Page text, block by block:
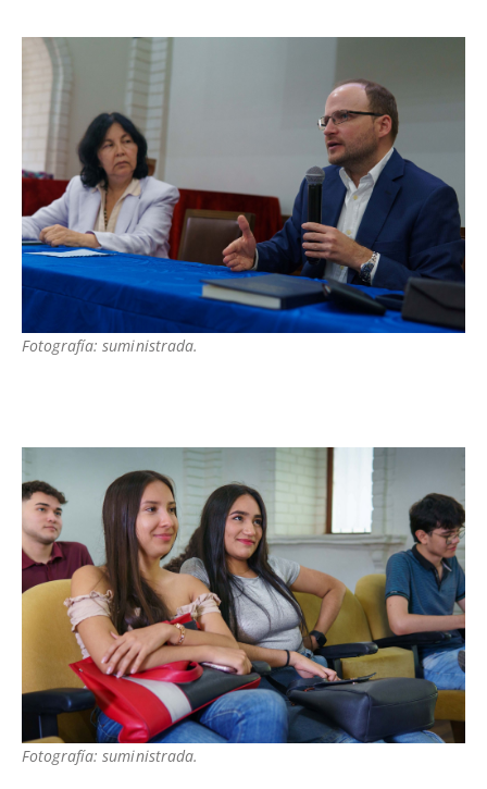
Fotografía: suministrada.
Fotografía: suministrada.